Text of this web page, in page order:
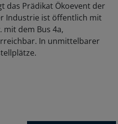
das Prädikat Ökoevent der
Industrie ist öffentlich mit
mit dem Bus 4a,
In unmittelbarer